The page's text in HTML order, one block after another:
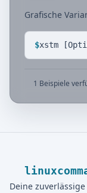
Grafische
$xstm
1 Beispiele
Deine